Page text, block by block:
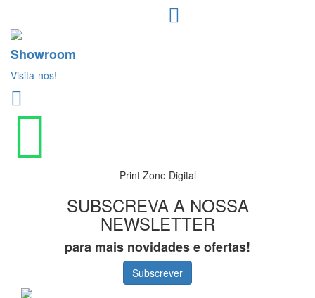
Showroom
Visita-nos!
Print Zone Digital
SUBSCREVA A NOSSA
NEWSLETTER
para mais novidades e ofertas!
Subscrever